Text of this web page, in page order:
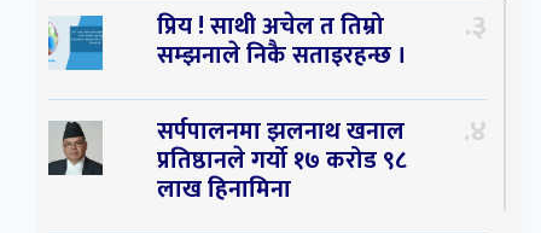
प्रिय ! साथी अचेल त तिम्रो
सम्झनाले निकै सताइरहन्छ ।
३
सर्पपालनमा झलनाथ खनाल
प्रतिष्ठानले गर्यो १७ करोड ९८
लाख हिनामिना
४